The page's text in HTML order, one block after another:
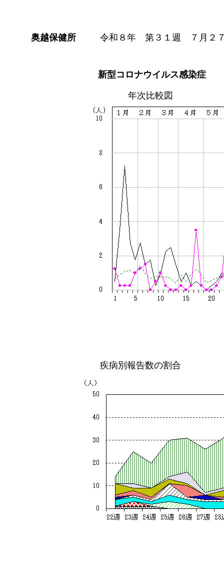
奥越保健所 令和８年 第３１週 ７月２
新型コロナウイルス感染症
年次比較図
疾病別報告数の割合